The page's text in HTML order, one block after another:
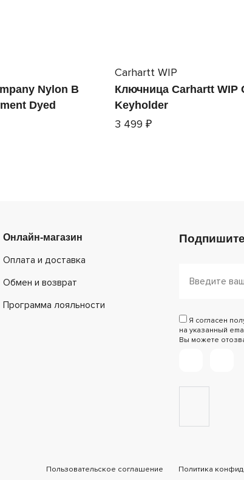
Nylon B
Dyed
Carhartt WIP
Ключница Carhartt WIP
Keyholder
3 499 ₽
Онлайн-магазин
Оплата и доставка
Обмен и возврат
Программа лояльности
Я согласен
на указанный
Вы можете
Пользовательское соглашение Политика